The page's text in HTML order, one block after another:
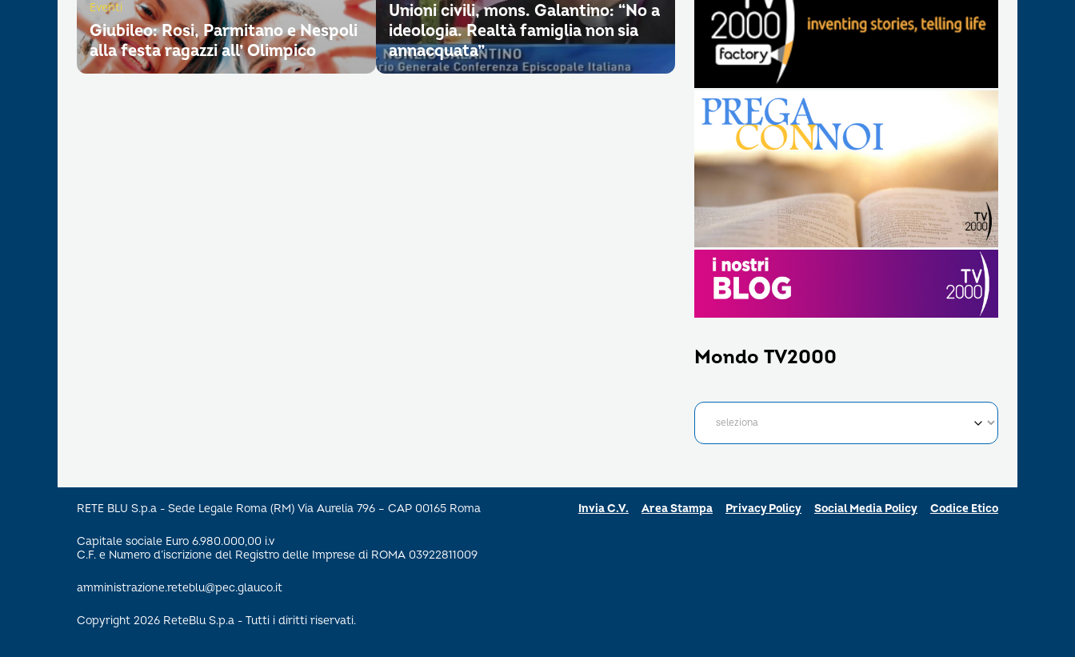
Eventi
Giubileo: Rosi, Parmitano e Nespoli
alla festa ragazzi all’ Olimpico
Unioni civili, mons. Galantino: “No a
ideologia. Realtà famiglia non sia
annacquata”
Mondo TV2000
RETE BLU S.p.a - Sede Legale Roma (RM) Via Aurelia 796 – CAP 00165 Roma
Capitale sociale Euro 6.980.000,00 i.v
C.F. e Numero d’iscrizione del Registro delle Imprese di ROMA 03922811009
amministrazione.reteblu@pec.glauco.it
Copyright 2026 ReteBlu S.p.a - Tutti i diritti riservati.
Invia C.V. Area Stampa Privacy Policy Social Media Policy Codice Etico